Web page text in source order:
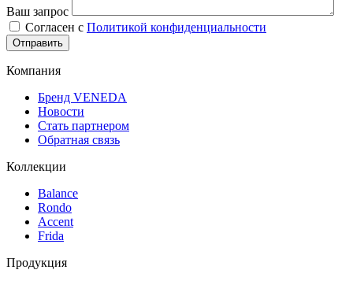
Ваш запрос
Согласен с Политикой конфиденциальности
Компания
Бренд VENEDA
Новости
Стать партнером
Обратная связь
Коллекции
Balance
Rondo
Accent
Frida
Продукция